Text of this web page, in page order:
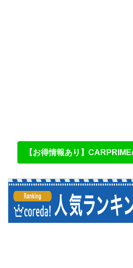
【お得情報あり】